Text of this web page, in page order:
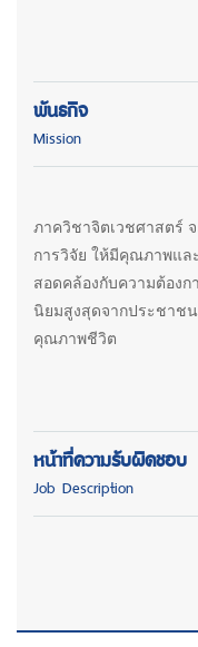
พันธกิจ
Mission
ภาควิชาจิตเวชศาสตร์
การวิจัย ให้มีคุณภาพแล
สอดคล้องกับความต้อง
นิยมสูงสุดจากประชาช
คุณภาพชีวิต
หน้าที่ความรับผิดชอบ
Job Description